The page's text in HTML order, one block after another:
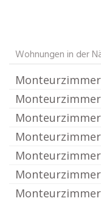
Wohnungen in der